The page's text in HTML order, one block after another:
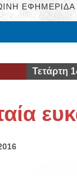
ΕΦΗΜΕΡΙΔΑ
Τετάρτη